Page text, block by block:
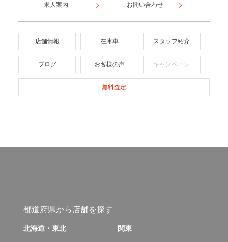
求人案内 お問い合わせ
店舗情報 在庫車 スタッフ紹介
ブログ お客様の声 キャンペーン
無料査定
都道府県から店舗を探す
北海道・東北 関東